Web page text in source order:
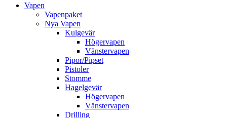
Vapen
Vapenpaket
Nya Vapen
Kulgevär
Högervapen
Vänstervapen
Pipor/Pipset
Pistoler
Stomme
Hagelgevär
Högervapen
Vänstervapen
Drilling